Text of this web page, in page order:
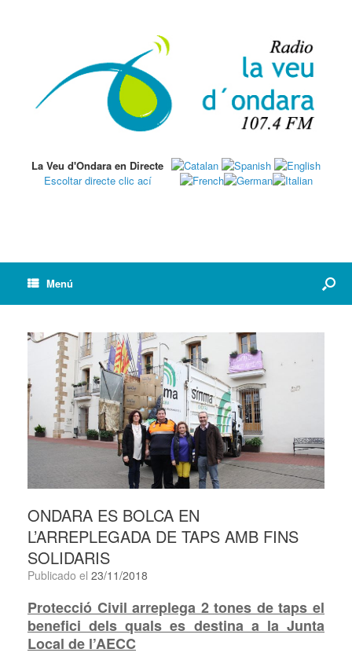
La Veu d'Ondara en Directe
Escoltar directe clic ací
Menú
ONDARA ES BOLCA EN
L’ARREPLEGADA DE TAPS AMB FINS
SOLIDARIS
Publicado el 23/11/2018
Protecció Civil arreplega 2 tones de taps el
benefici dels quals es destina a la Junta
Local de l’AECC